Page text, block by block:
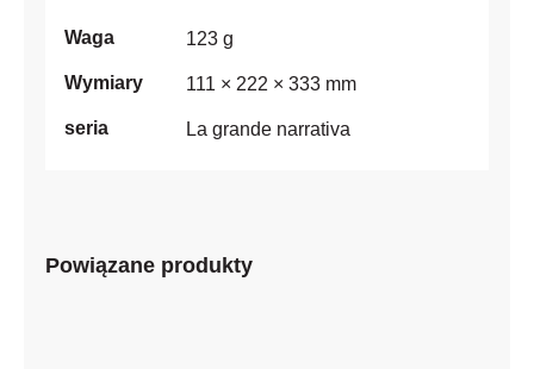
Waga 123 g
Wymiary 111 × 222 × 333 mm
seria La grande narrativa
Powiązane produkty